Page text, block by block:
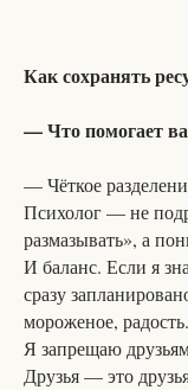
Как сохранять
— Что помогает
— Чёткое
Психолог — не
размазывать», а
И баланс. Если я
сразу
мороженое, радость.
Я запрещаю
Друзья — это